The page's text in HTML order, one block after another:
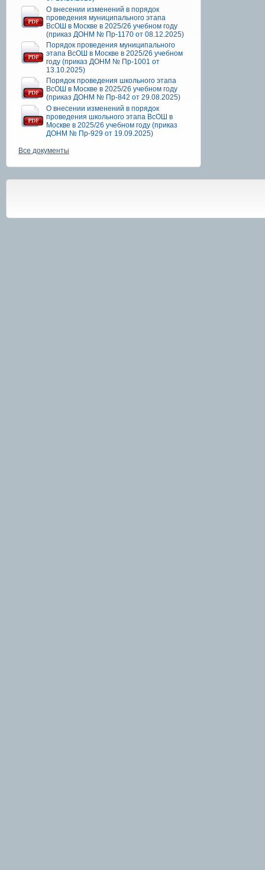
О внесении изменений в порядок
проведения муниципального этапа
ВсОШ в Москве в 2025/26 учебном году
(приказ ДОНМ № Пр-1170 от 08.12.2025)
Порядок проведения муниципального
этапа ВсОШ в Москве в 2025/26 учебном
году (приказ ДОНМ № Пр-1001 от
13.10.2025)
Порядок проведения школьного этапа
ВсОШ в Москве в 2025/26 учебном году
(приказ ДОНМ № Пр-842 от 29.08.2025)
О внесении изменений в порядок
проведения школьного этапа ВсОШ в
Москве в 2025/26 учебном году (приказ
ДОНМ № Пр-929 от 19.09.2025)
Все документы